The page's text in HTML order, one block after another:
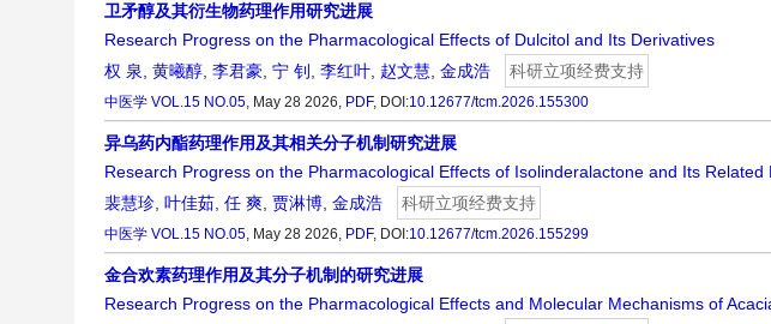
卫矛醇及其衍生物药理作用研究进展
Research Progress on the Pharmacological Effects of Dulcitol and Its Derivatives
权 泉, 黄曦醇, 李君豪, 宁 钊, 李红叶, 赵文慧, 金成浩 科研立项经费支持
中医学 VOL.15 NO.05, May 28 2026, PDF, DOI:10.12677/tcm.2026.155300
异乌药内酯药理作用及其相关分子机制研究进展
Research Progress on the Pharmacological Effects of Isolinderalactone and Its
裴慧珍, 叶佳茹, 任 爽, 贾淋博, 金成浩 科研立项经费支持
中医学 VOL.15 NO.05, May 28 2026, PDF, DOI:10.12677/tcm.2026.155299
金合欢素药理作用及其分子机制的研究进展
Research Progress on the Pharmacological Effects and Molecular Mechanisms of